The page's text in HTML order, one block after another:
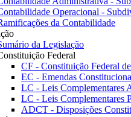
Operacional -
da Contabilidade
da Legislação
Federal
CF - Constituição Federal
EC - Emendas
LC - Leis Complementares
LC - Leis Complementares
ADCT - Disposições